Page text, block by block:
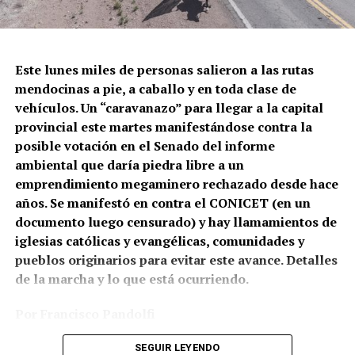
Correpi (la Coordinadora contra la represión policial e
institucional), afirmó: “Juan Gabriel recibió un impacto
directo al cuerpo. No sabemos todavía qué tipo de
cartuchería utilizaron, pero a corta distancia y directo a
zonas vitales como tórax y abdomen, un disparo de
escopeta es letal, tanto con cartuchos antitumulto (con
postas de goma) o todo propósito (con postas de
plomo). Hasta un cartucho de estruendo (sin munición)
puede herir o matar a corta distancia. Por eso los
protocolos de uso de armas largas prohíben
terminantemente disparar directamente al cuerpo con
Este lunes miles de personas salieron a las rutas
mendocinas a pie, a caballo y en toda clase de
vehículos. Un “caravanazo” para llegar a la capital
provincial este martes manifestándose contra la
posible votación en el Senado del informe
ambiental que daría piedra libre a un
emprendimiento megaminero rechazado desde hace
años. Se manifestó en contra el CONICET (en un
documento luego censurado) y hay llamamientos de
iglesias católicas y evangélicas, comunidades y
pueblos originarios para evitar este avance. Detalles
de la marcha y lo que está ocurriendo.
Fotos: Archivo por el Agua de Mendoza
SEGUIR LEYENDO